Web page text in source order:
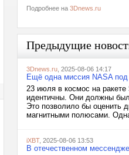
Подробнее на 3Dnews.ru
Предыдущие
3Dnews.ru , 2025-08-06 14:17
Ещё одна миссия NASA
23 июля в космос на
идентичны. Они должны
Это позволило бы оценить
магнитными полюсами.
iXBT, 2025-08-06 13:53
В отечественном